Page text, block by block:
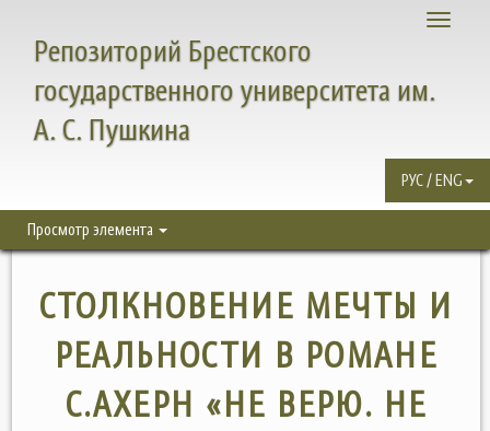
Toggle
Репозиторий Брестского
государственного университета им.
А. С. Пушкина
РУС / ENG
Просмотр элемента
СТОЛКНОВЕНИЕ МЕЧТЫ И
РЕАЛЬНОСТИ В РОМАНЕ
С.АХЕРН «НЕ ВЕРЮ. НЕ